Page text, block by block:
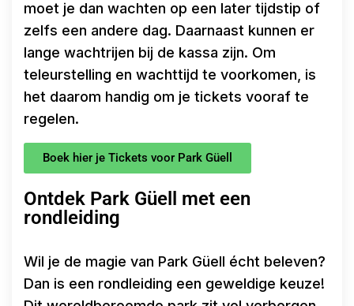
moet je dan wachten op een later tijdstip of
zelfs een andere dag. Daarnaast kunnen er
lange wachtrijen bij de kassa zijn. Om
teleurstelling en wachttijd te voorkomen, is
het daarom handig om je tickets vooraf te
regelen.
Boek hier je Tickets voor Park Güell
Ontdek Park Güell met een
rondleiding
Wil je de magie van Park Güell écht beleven?
Dan is een rondleiding een geweldige keuze!